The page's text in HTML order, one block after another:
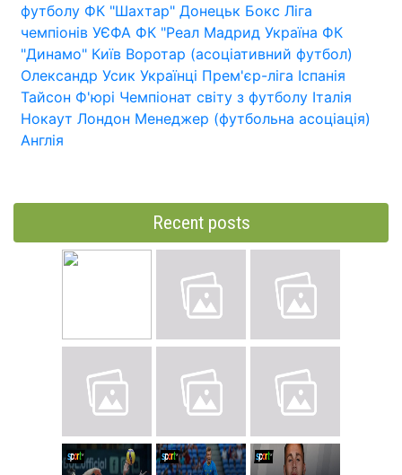
футболу ФК "Шахтар" Донецьк Бокс Ліга
чемпіонів УЄФА ФК "Реал Мадрид Україна ФК
"Динамо" Київ Воротар (асоціативний футбол)
Олександр Усик Українці Прем'єр-ліга Іспанія
Тайсон Ф'юрі Чемпіонат світу з футболу Італія
Нокаут Лондон Менеджер (футбольна асоціація)
Англія
Recent posts